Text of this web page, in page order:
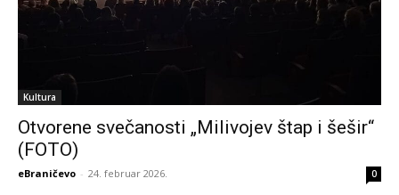
Kultura
Otvorene svečanosti „Milivojev štap i šešir“
(FOTO)
eBraničevo - 24. februar 2026. 0